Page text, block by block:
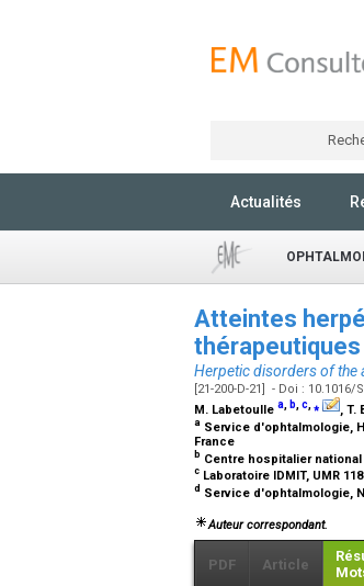
Actualités
Atteintes
thérapeutiques
Herpetic disorders of the
[21-200-D-21] - Doi : 10.1016/
M. Labetoulle a, b,c,⁎ , T.
a Service d'ophtalmologie,
France
b Centre hospitalier
c Laboratoire IDMIT, UMR
d Service d'ophtalmologie,
Auteur correspondant.
PDF Article